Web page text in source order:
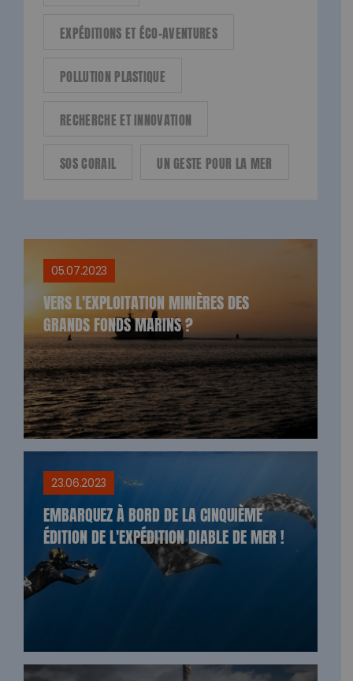
EXPÉDITIONS ET ÉCO-AVENTURES
POLLUTION PLASTIQUE
RECHERCHE ET INNOVATION
SOS CORAIL UN GESTE POUR LA MER
VERS L'EXPLOITATION MINIÈRES DES
GRANDS FONDS MARINS ?
05.07.2023
EMBARQUEZ À BORD DE LA CINQUIÈME
ÉDITION DE L'EXPÉDITION DIABLE DE MER !
23.06.2023